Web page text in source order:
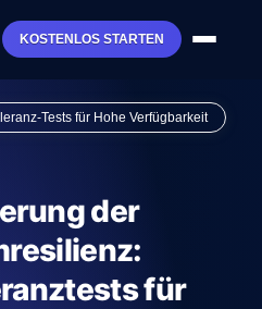
KOSTENLOS STARTEN
Tests für Hohe Verfügbarkeit
der
für